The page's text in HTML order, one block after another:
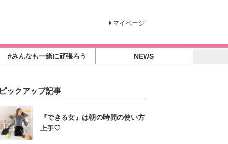
マイページ
#みんなも一緒に頑張ろう NEWS
ピックアップ記事
『できる女』は朝の時間の使い方
上手♡